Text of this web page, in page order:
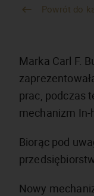
Powrót do
Marka Carl F.
prac, podczas
mechanizm In-
Biorąc pod
Nowy